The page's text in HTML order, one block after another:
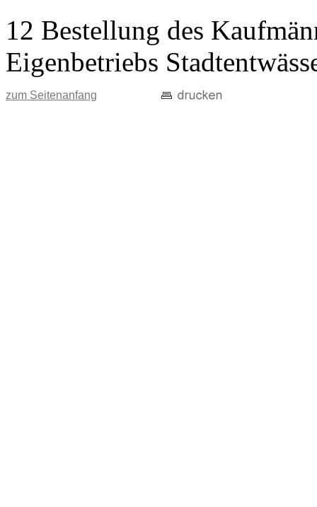
12 Bestellung des
Eigenbetriebs
zum Seitenanfang